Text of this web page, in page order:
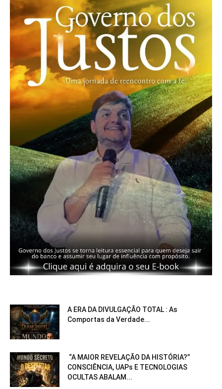
A ERA DA DIVULGAÇÃO TOTAL : As
Comportas da Verdade...
“A MAIOR REVELAÇÃO DA HISTÓRIA?”
CONSCIÊNCIA, UAPs E TECNOLOGIAS
OCULTAS ABALAM...